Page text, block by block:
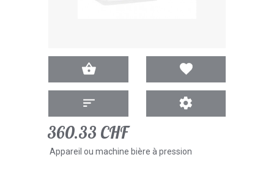
360.33 CHF
Appareil ou machine bière à pression